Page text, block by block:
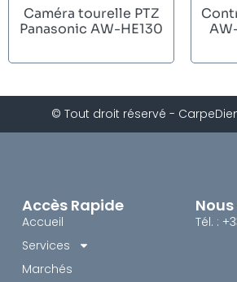
Caméra tourelle PTZ
Panasonic AW-HE130
© Tout droit réservé -
Accès Rapide
Accueil
Services
Marchés
Tél. :